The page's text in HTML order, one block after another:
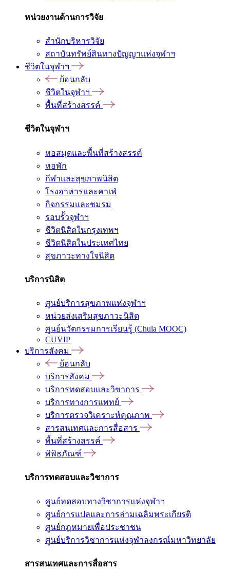
หน่วยงานด้านการวิจัย
สำนักบริหารวิจัย
สถาบันทรัพย์สินทางปัญญาแห่งจุฬาฯ
ชีวิตในจุฬาฯ
ย้อนกลับ
ชีวิตในจุฬาฯ
พื้นที่สร้างสรรค์
ชีวิตในจุฬาฯ
หอสมุดและพื้นที่สร้างสรรค์
หอพัก
กีฬาและสุขภาพนิสิต
โรงอาหารและคาเฟ่
กิจกรรมและชมรม
รอบรั้วจุฬาฯ
ชีวิตนิสิตในกรุงเทพฯ
ชีวิตนิสิตในประเทศไทย
สุขภาวะทางใจนิสิต
บริการนิสิต
ศูนย์บริการสุขภาพแห่งจุฬาฯ
หน่วยส่งเสริมสุขภาวะนิสิต
ศูนย์นวัตกรรมการเรียนรู้ (Chula MOOC)
CUVIP
บริการสังคม
ย้อนกลับ
บริการสังคม
บริการทดสอบและวิชาการ
บริการทางการแพทย์
บริการตรวจวิเคราะห์คุณภาพ
สารสนเทศและการสื่อสาร
พื้นที่สร้างสรรค์
พิพิธภัณฑ์
บริการทดสอบและวิชาการ
ศูนย์ทดสอบทางวิชาการแห่งจุฬาฯ
ศูนย์การแปลและการล่ามเฉลิมพระเกียรติ
ศูนย์กฎหมายเพื่อประชาชน
ศูนย์บริการวิชาการแห่งจุฬาลงกรณ์มหาวิทยาลัย
สารสนเทศและการสื่อสาร